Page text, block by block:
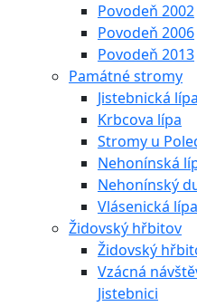
Povodeň 2002
Povodeň 2006
Povodeň 2013
Památné stromy
Jistebnická lípa
Krbcova lípa
Stromy u
Nehonínská
Nehonínský
Vlásenická lípa
Židovský hřbitov
Židovský
Vzácná
Jistebnici